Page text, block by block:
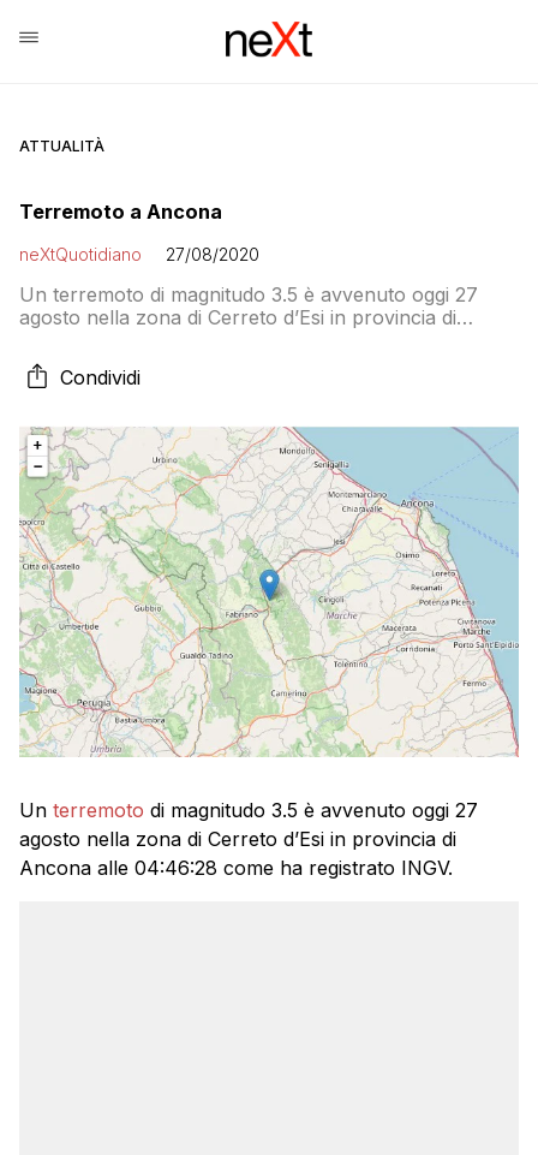
ATTUALITÀ
Terremoto a Ancona
neXtQuotidiano 27/08/2020
Un terremoto di magnitudo 3.5 è avvenuto oggi 27
agosto nella zona di Cerreto d’Esi in provincia di
Condividi
Un terremoto di magnitudo 3.5 è avvenuto oggi 27
agosto nella zona di Cerreto d’Esi in provincia di
Ancona alle 04:46:28 come ha registrato INGV.